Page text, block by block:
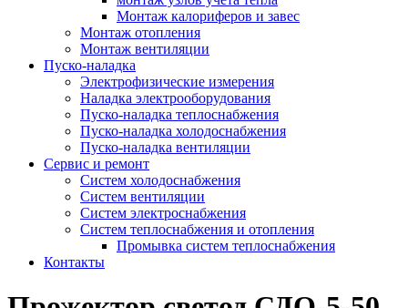
Монтаж калориферов и завес
Монтаж отопления
Монтаж вентиляции
Пуско-наладка
Электрофизические измерения
Наладка электрооборудования
Пуско-наладка теплоснабжения
Пуско-наладка холодоснабжения
Пуско-наладка вентиляции
Сервис и ремонт
Систем холодоснабжения
Систем вентиляции
Систем электроснабжения
Систем теплоснабжения и отопления
Промывка систем теплоснабжения
Контакты